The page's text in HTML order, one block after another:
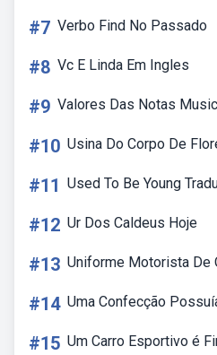
#7 Verbo Find No Passado
#8 Vc E Linda Em Ingles
#9 Valores Das Notas
#10 Usina Do Corpo De
#11 Used To Be Young
#12 Ur Dos Caldeus Hoje
#13 Uniforme Motorista De
#14 Uma Confecção
#15 Um Carro Esportivo é